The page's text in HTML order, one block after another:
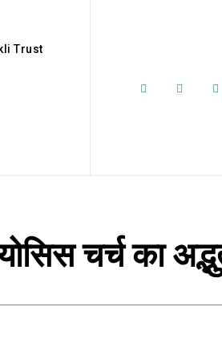
Trust
चर्च का